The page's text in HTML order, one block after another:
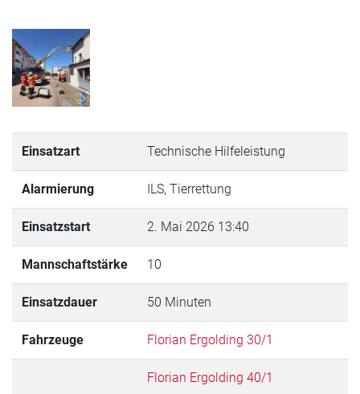
Einsatzart Technische Hilfeleistung
Alarmierung ILS, Tierrettung
Einsatzstart 2. Mai 2026 13:40
Mannschaftstärke 10
Einsatzdauer 50 Minuten
Fahrzeuge Florian Ergolding 30/1
Florian Ergolding 40/1